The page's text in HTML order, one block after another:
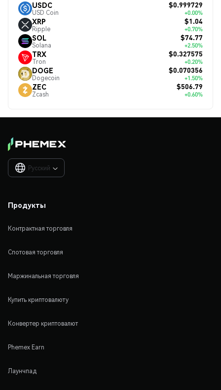
USDC
USD Coin
$0.999729
+0.00%
XRP
Ripple
$1.04
+0.70%
SOL
Solana
$74.77
+2.50%
TRX
Tron
$0.327575
+0.20%
DOGE
Dogecoin
$0.070356
+1.50%
ZEC
Zcash
$506.79
+0.60%
Русский 
Продукты
Контрактная торговля
Спотовая торговля
Маржинальная торговля
Купить криптовалюту
Конвертер криптовалют
Phemex Earn
Лаунчпад